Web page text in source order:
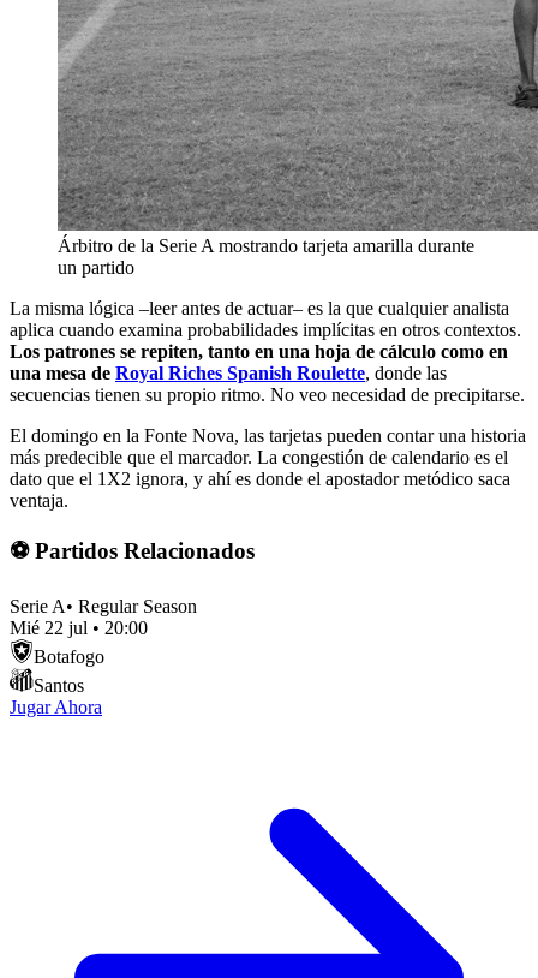
Árbitro de la Serie A mostrando tarjeta amarilla durante
un partido
La misma lógica –leer antes de actuar– es la que cualquier analista
aplica cuando examina probabilidades implícitas en otros contextos.
Los patrones se repiten, tanto en una hoja de cálculo como en
una mesa de Royal Riches Spanish Roulette, donde las
secuencias tienen su propio ritmo. No veo necesidad de precipitarse.
El domingo en la Fonte Nova, las tarjetas pueden contar una historia
más predecible que el marcador. La congestión de calendario es el
dato que el 1X2 ignora, y ahí es donde el apostador metódico saca
ventaja.
⚽ Partidos Relacionados
Serie A• Regular Season
Mié 22 jul • 20:00
Botafogo
Santos
Jugar Ahora